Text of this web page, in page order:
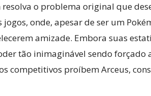
o problema original que
onde, apesar de ser um
amizade. Embora suas
tão inimaginável sendo forçado
competitivos proíbem Arceus,